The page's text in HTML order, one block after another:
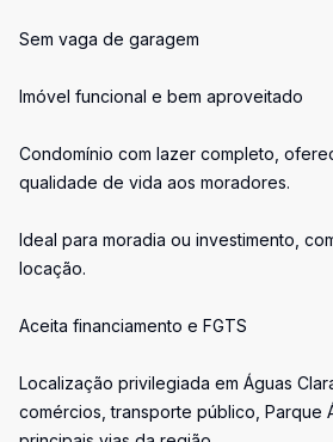
Sem vaga de garagem
Imóvel funcional e bem aproveitado
Condomínio com lazer completo,
qualidade de vida aos moradores.
Ideal para moradia ou investimento,
locação.
Aceita financiamento e FGTS
Localização privilegiada em Águas
comércios, transporte público, Parque